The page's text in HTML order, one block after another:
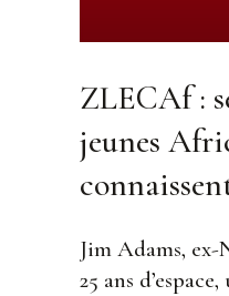
ZLECAf :
jeunes
Jim Adams, ex-
25 ans d’espace,